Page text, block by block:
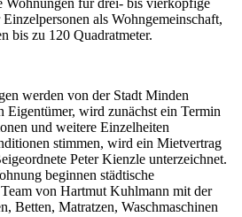
als Wohngemeinschaft,
bis zu 120 Quadratmeter.
werden von der Stadt Minden
Eigentümer, wird zunächst ein Termin
und weitere Einzelheiten
stimmen, wird ein Mietvertrag
Peter Kienzle unterzeichnet.
beginnen städtische
von Hartmut Kuhlmann mit der
Betten, Matratzen, Waschmaschinen